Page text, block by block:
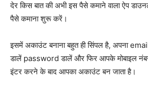
देर किस बात की अभी इस पैसे कमाने वाला ऐप
पैसे कमाना शुरू करें।
इसमें अकाउंट बनाना बहुत ही सिंपल है, अपना
डालें password डालें और फिर आपके मोबाइल
इंटर करने के बाद आपका अकाउंट बन जाता है।